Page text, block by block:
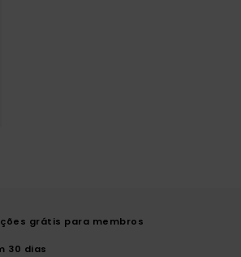
grátis para membros
30 dias